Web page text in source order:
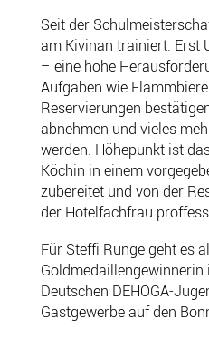
Seit der
am Kivinan trainiert. Erst
– eine hohe
Aufgaben wie
Reservierungen
abnehmen und vieles
werden. Höhepunkt ist
Köchin in einem
zubereitet und von der
der Hotelfachfrau
Für Steffi Runge geht es
Deutschen DEHOGA-
Gastgewerbe auf den